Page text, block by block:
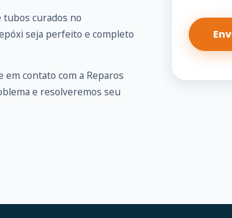
tubos curados no
seja perfeito e completo
em contato com a Reparos
e resolveremos seu